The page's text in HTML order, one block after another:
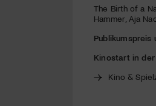
The Birth of a
Hammer, Aja
Publikumspreis
Kinostart in der
Kino &